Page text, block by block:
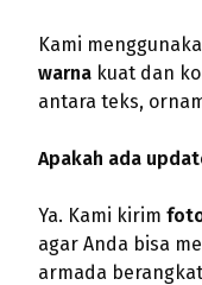
Kami
warna kuat dan
antara teks,
Apakah ada
Ya. Kami kirim
agar Anda bisa
armada